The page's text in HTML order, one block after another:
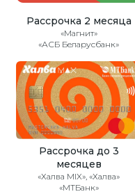
Рассрочка 2 месяца
«Магнит»
«АСБ Беларусбанк»
Рассрочка до 3
месяцев
«Халва MIX», «Халва»
«МТБанк»